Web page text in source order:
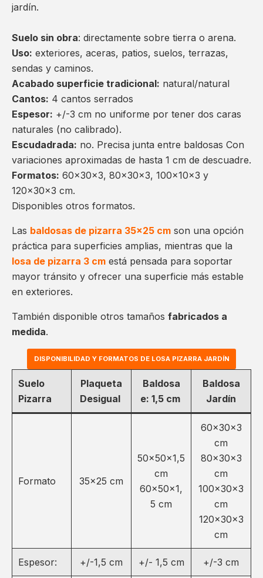
jardín.
Suelo sin obra: directamente sobre tierra o arena.
Uso: exteriores, aceras, patios, suelos, terrazas,
sendas y caminos.
Acabado superficie tradicional: natural/natural
Cantos: 4 cantos serrados
Espesor: +/-3 cm no uniforme por tener dos caras
naturales (no calibrado).
Escudadrada: no. Precisa junta entre baldosas Con
variaciones aproximadas de hasta 1 cm de descuadre.
Formatos: 60x30x3, 80x30x3, 100x10x3 y
120x30x3 cm.
Disponibles otros formatos.
Las baldosas de pizarra 35×25 cm son una opción
práctica para superficies amplias, mientras que la
losa de pizarra 3 cm está pensada para soportar
mayor tránsito y ofrecer una superficie más estable
en exteriores.
También disponible otros tamaños fabricados a
medida.
DISPONIBILIDAD Y FORMATOS DE LOSA PIZARRA JARDÍN
Suelo
Pizarra
Plaqueta
Desigual
Baldosa
e: 1,5 cm
Baldosa
Jardín
Formato 35×25 cm
50x50x1,5
cm
60x50x1,
5 cm
60x30x3
cm
80x30x3
cm
100x30x3
cm
120x30x3
cm
Espesor: +/-1,5 cm +/- 1,5 cm +/-3 cm